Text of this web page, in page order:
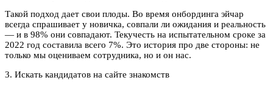
Такой подход дает свои плоды. Во время онбординга эйчар
всегда спрашивает у новичка, совпали ли ожидания и реальность
— и в 98% они совпадают. Текучесть на испытательном сроке за
2022 год составила всего 7%. Это история про две стороны: не
только мы оцениваем сотрудника, но и он нас.
3. Искать кандидатов на сайте знакомств